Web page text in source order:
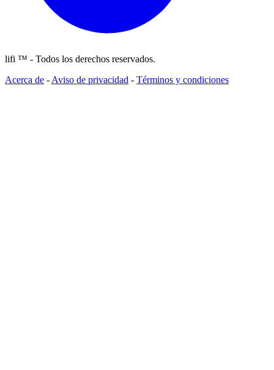
lifi ™ - Todos los derechos reservados.
Acerca de - Aviso de privacidad - Términos y condiciones